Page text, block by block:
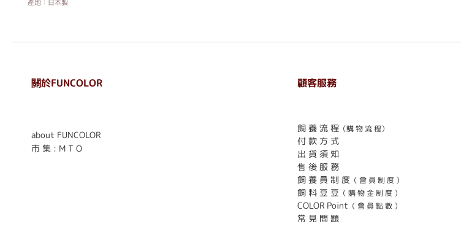
產地：日本製
關於FUNCOLOR
about FUNCOLOR
市 集 : M T O
顧客服務
飼 養 流 程 （購 物 流 程）
付 款 方 式
出 貨 須 知
售 後 服 務
飼 養 員 制 度 （ 會 員 制 度 ）
飼 料 豆 豆 （ 購 物 金 制 度 ）
COLOR Point （ 會 員 點 數 ）
常 見 問 題